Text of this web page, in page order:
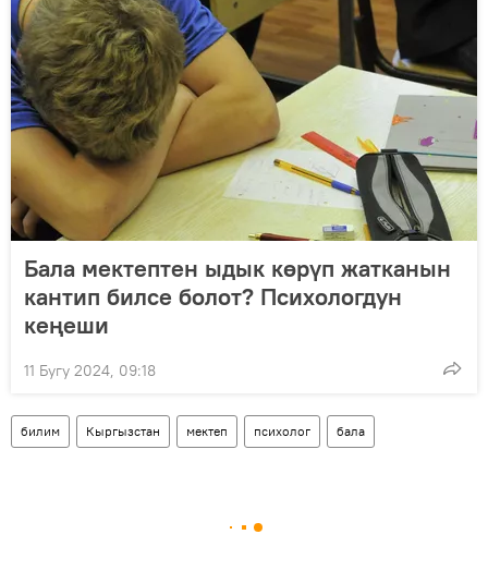
Бала мектептен ыдык көрүп жатканын
кантип билсе болот? Психологдун
кеңеши
11 Бугу 2024, 09:18
билим Кыргызстан мектеп психолог бала